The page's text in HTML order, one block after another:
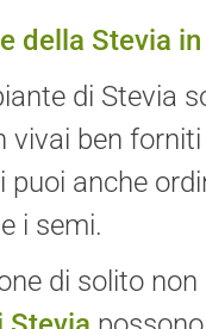
della Stevia
di Stevia
vivai ben forniti
puoi anche
i semi.
di solito non